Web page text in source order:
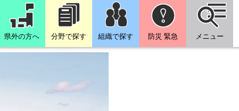
県外の方へ 分野で探す 組織で探す 防災 緊急 メニュー